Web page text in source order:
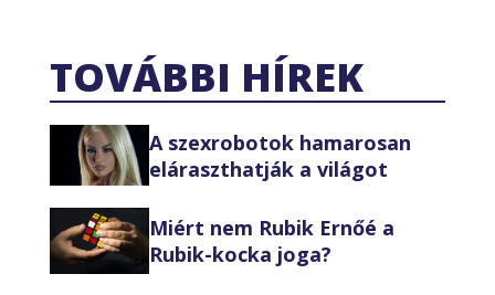
TOVÁBBI HÍREK
A szexrobotok hamarosan
eláraszthatják a világot
Miért nem Rubik Ernőé a
Rubik-kocka joga?